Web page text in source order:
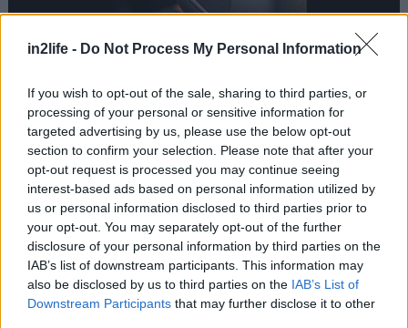
in2life - Do Not Process My Personal Information
If you wish to opt-out of the sale, sharing to third parties, or
processing of your personal or sensitive information for
targeted advertising by us, please use the below opt-out
section to confirm your selection. Please note that after your
opt-out request is processed you may continue seeing
interest-based ads based on personal information utilized by
us or personal information disclosed to third parties prior to
your opt-out. You may separately opt-out of the further
disclosure of your personal information by third parties on the
IAB’s list of downstream participants. This information may
also be disclosed by us to third parties on the IAB’s List of
Downstream Participants that may further disclose it to other
Για τους λάτρεις της μουσικής, το ηχοσύστημα
BOSE Personal θα αποτελέσει σημείο αναφοράς.
Μοναδικό στην κατηγορία του αυτό το
ηχοσύστημα διαθέτει προηγμένα ηχεία
ενσωματωμένα στο προσκέφαλο του οδηγού,
θέτοντας τον ίδιο στο επίκεντρο μια ακουστικής
εμπειρίας.
Παράγεται με τρεις κινητήρες μικρού κυβισμού,
δύο βενζίνης και έναν ντίζελ που συνδυάζονται με
πεντατάχυτο μηχανικό κιβώτιο. Εκδόσεις